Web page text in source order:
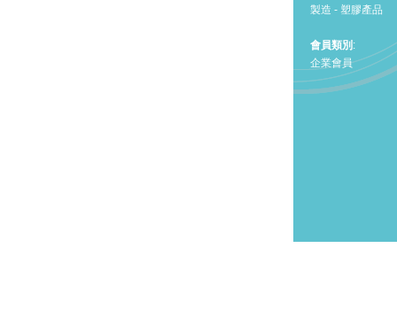
製造 - 塑膠產品
會員類別 :
企業會員